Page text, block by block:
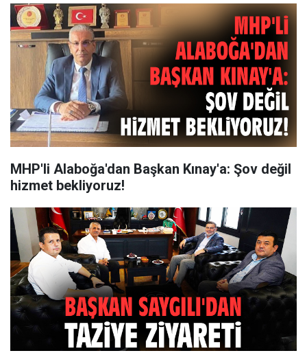
MHP'li Alaboğa'dan Başkan Kınay'a: Şov değil
hizmet bekliyoruz!